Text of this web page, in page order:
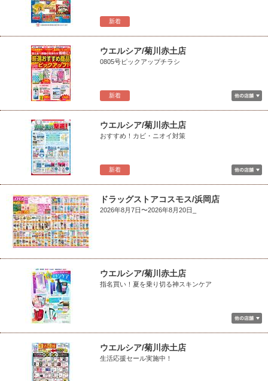
新着
新着
ウエルシア/菊川赤土店
0805号ピックアップチラシ
新着
ウエルシア/菊川赤土店
おすすめ！カビ・ニオイ対策
ドラッグストアコスモス/浜岡店
2026年8月7日〜2026年8月20日_
ウエルシア/菊川赤土店
指名買い！夏を乗り切る神スキンケア
ウエルシア/菊川赤土店
生活応援セール実施中！